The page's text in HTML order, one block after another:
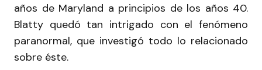
años de Maryland a principios de los años 40.
Blatty quedó tan intrigado con el fenómeno
paranormal, que investigó todo lo relacionado
sobre éste.